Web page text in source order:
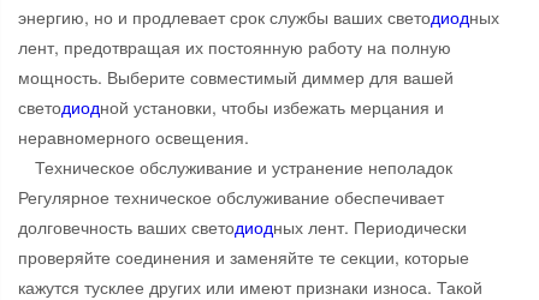
энергию, но и продлевает срок службы ваших светодиодных
лент, предотвращая их постоянную работу на полную
мощность. Выберите совместимый диммер для вашей
светодиодной установки, чтобы избежать мерцания и
неравномерного освещения.
Техническое обслуживание и устранение неполадок
Регулярное техническое обслуживание обеспечивает
долговечность ваших светодиодных лент. Периодически
проверяйте соединения и заменяйте те секции, которые
кажутся тусклее других или имеют признаки износа. Такой